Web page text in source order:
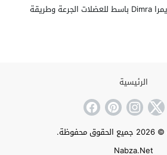
سعر شريط برشام ديمرا Dimra باسط للعضلات الجرعة وطريقة
الرئيسية
© 2026 جميع الحقوق محفوظة.
Nabza.Net